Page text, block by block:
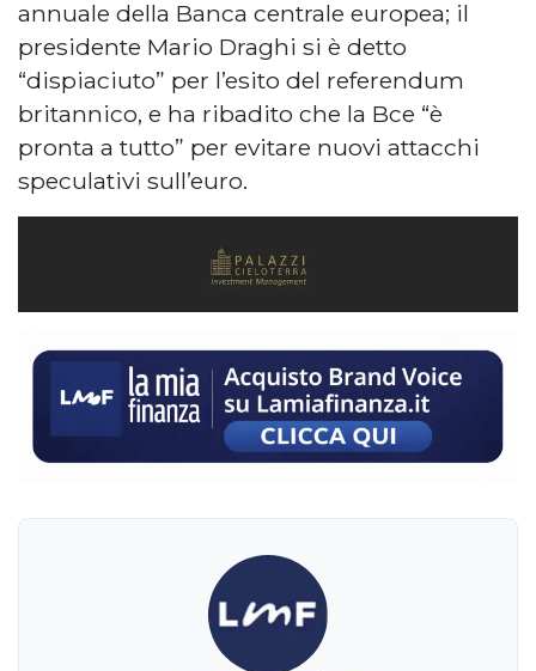
annuale della Banca centrale europea; il
presidente Mario Draghi si è detto
“dispiaciuto” per l’esito del referendum
britannico, e ha ribadito che la Bce “è
pronta a tutto” per evitare nuovi attacchi
speculativi sull’euro.